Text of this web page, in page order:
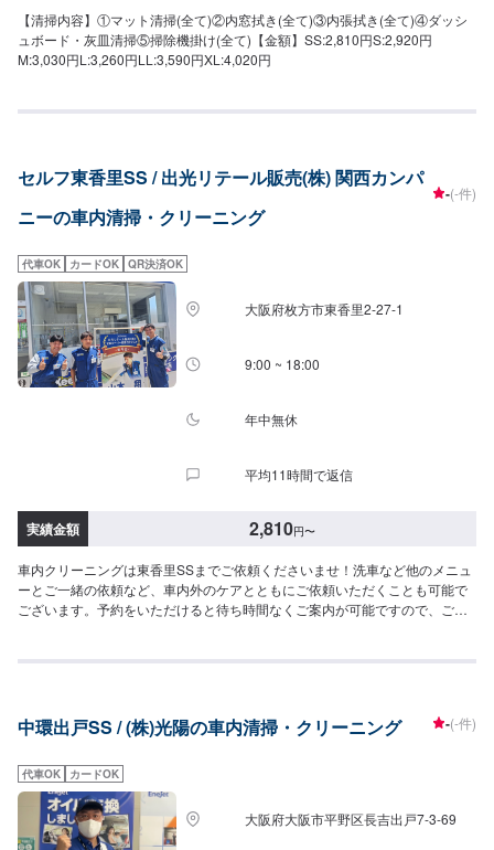
【清掃内容】①マット清掃(全て)②内窓拭き(全て)③内張拭き(全て)④ダッシ
ュボード・灰皿清掃⑤掃除機掛け(全て)【金額】SS:2,810円S:2,920円
M:3,030円L:3,260円LL:3,590円XL:4,020円
セルフ東香里SS / 出光リテール販売(株) 関西カンパ
ニーの車内清掃・クリーニング
-(-件)
代車OK カードOK QR決済OK
大阪府枚方市東香里2-27-1
9:00 ~ 18:00
年中無休
平均11時間で返信
実績金額 2,810円〜
車内クリーニングは東香里SSまでご依頼くださいませ！洗車など他のメニュ
ーとご一緒の依頼など、車内外のケアとともにご依頼いただくことも可能で
ございます。予約をいただけると待ち時間なくご案内が可能ですので、ご予
中環出戸SS / (株)光陽の車内清掃・クリーニング -(-件)
代車OK カードOK
大阪府大阪市平野区長吉出戸7-3-69